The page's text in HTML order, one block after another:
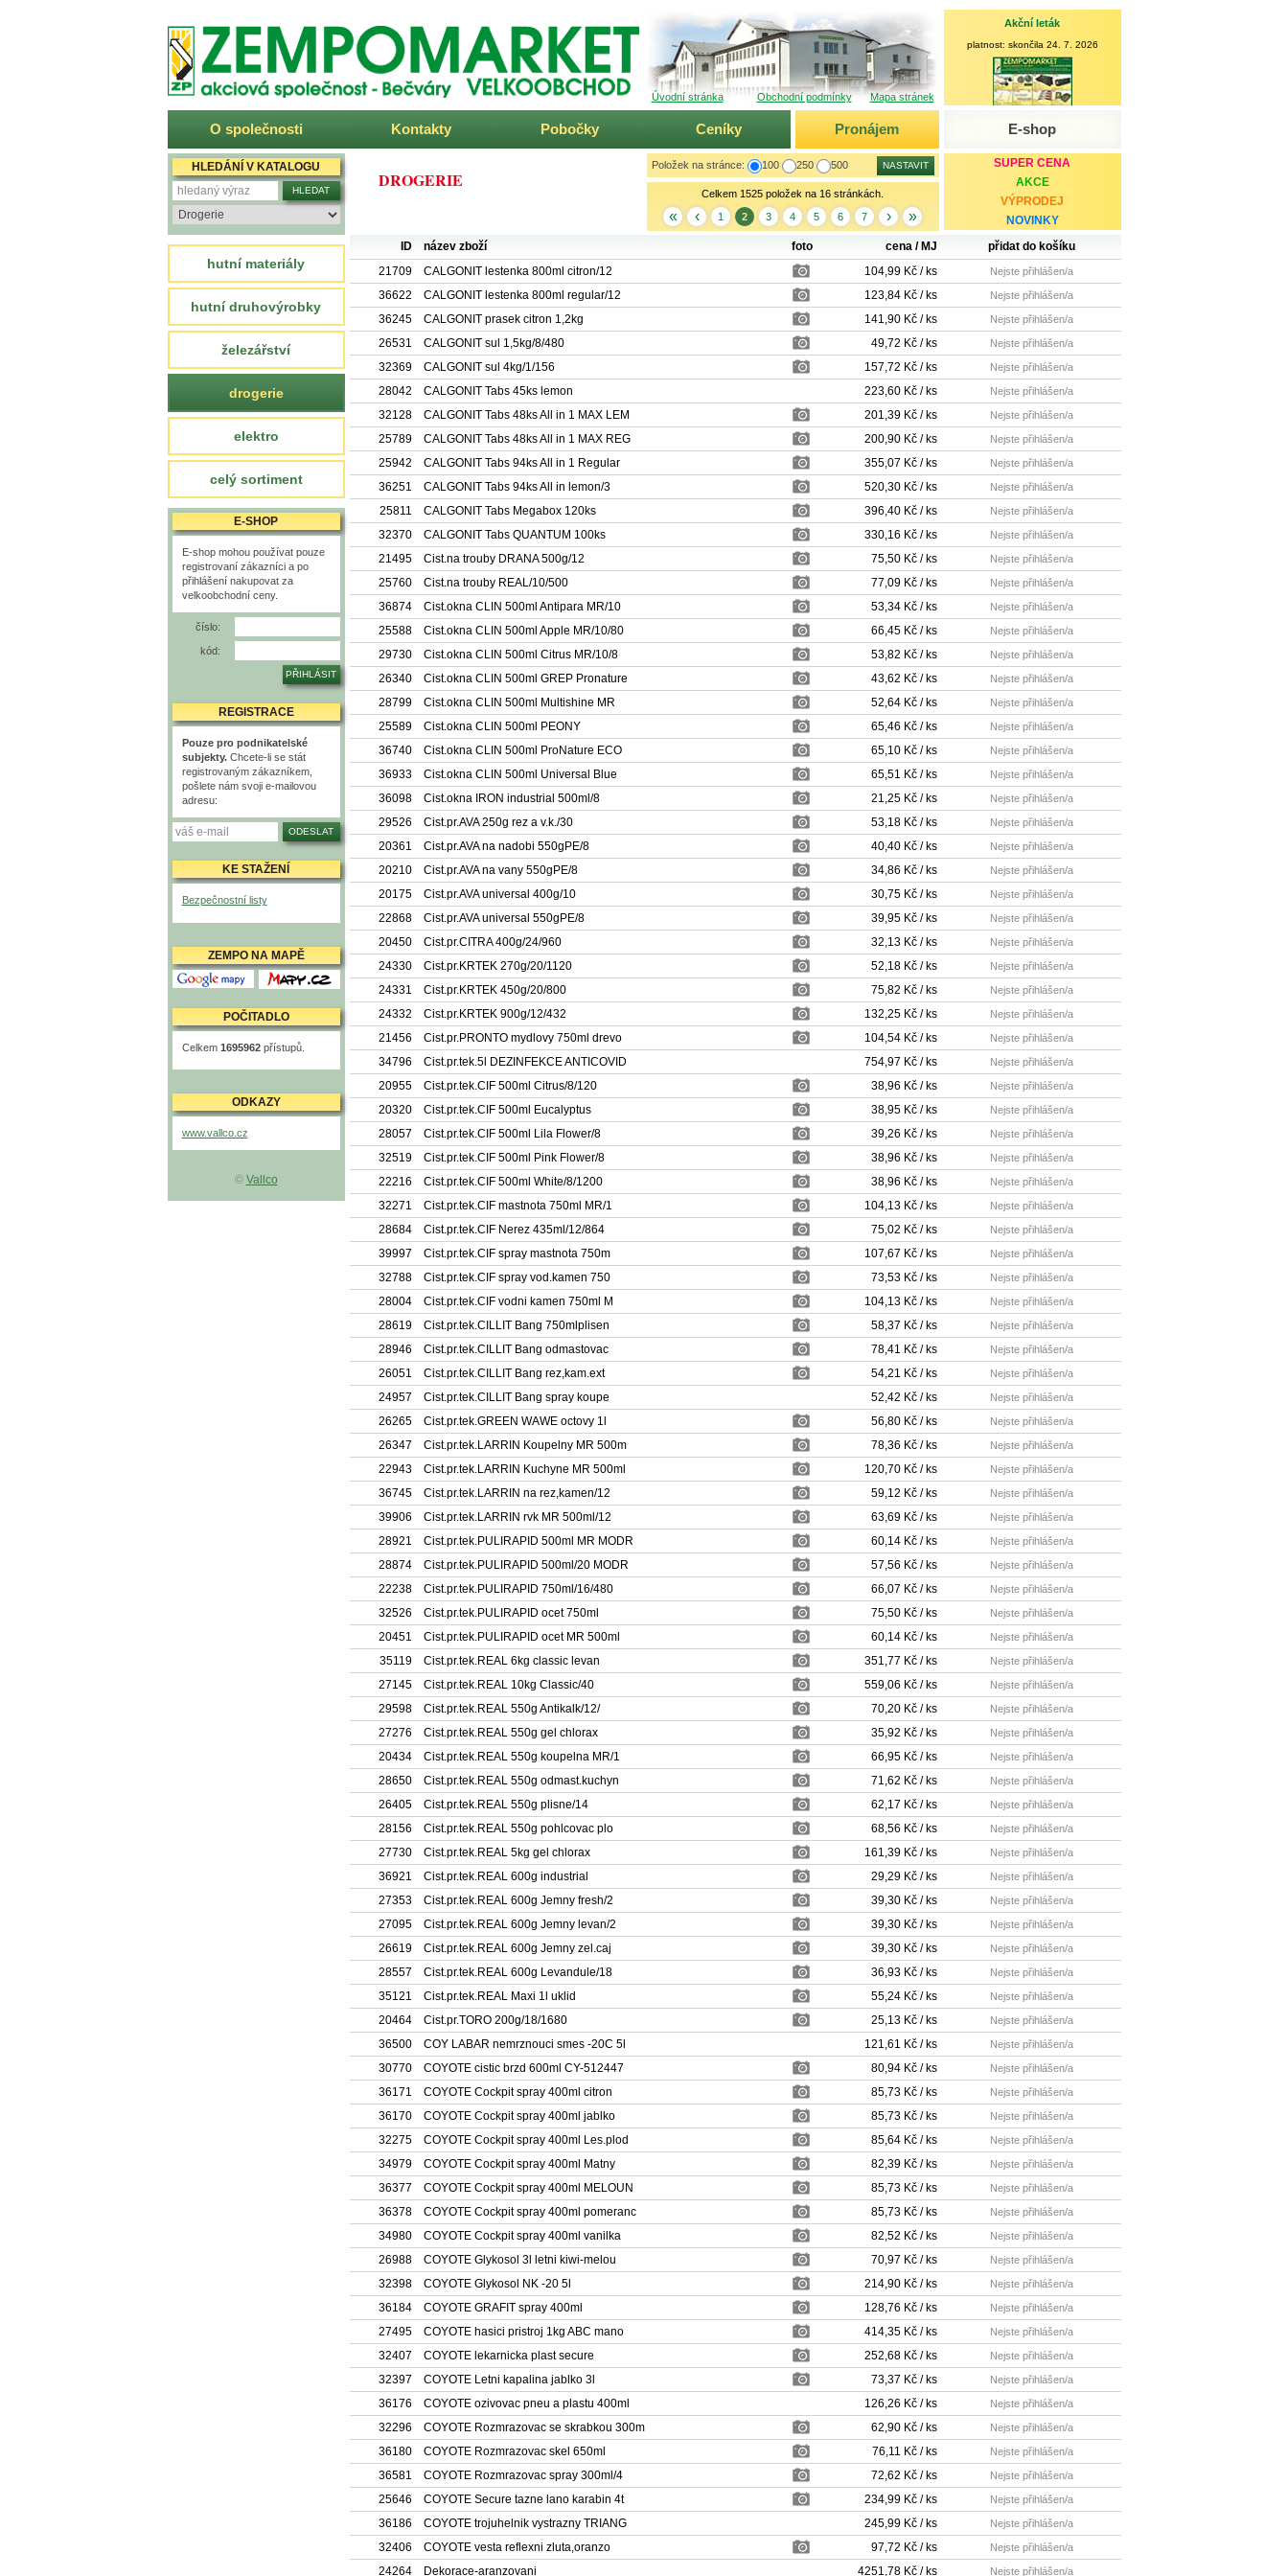
ZEMPOMARKET
Úvodní stránka Obchodní podmínky Mapa stránek
Akční leták
platnost: skončila 24. 7. 2026
O společnosti Kontakty Pobočky Ceníky Pronájem E-shop
DROGERIE
Položek na stránce: 100 250 500
Celkem 1525 položek na 16 stránkách.
« ‹ 1 2 3 4 5 6 7 › »
SUPER CENA
AKCE
VÝPRODEJ
NOVINKY
ID
název zboží foto cena / MJ
přidat do košíku
21709
CALGONIT lestenka 800ml citron/12 104,99 Kč / ks Nejste přihlášen/a
36622 CALGONIT lestenka 800ml regular/12 123,84 Kč / ks Nejste přihlášen/a
36245 CALGONIT prasek citron 1,2kg 141,90 Kč / ks Nejste přihlášen/a
26531 CALGONIT sul 1,5kg/8/480 49,72 Kč / ks Nejste přihlášen/a
32369 CALGONIT sul 4kg/1/156 157,72 Kč / ks Nejste přihlášen/a
28042 CALGONIT Tabs 45ks lemon 223,60 Kč / ks Nejste přihlášen/a
32128 CALGONIT Tabs 48ks All in 1 MAX LEM 201,39 Kč / ks Nejste přihlášen/a
25789 CALGONIT Tabs 48ks All in 1 MAX REG 200,90 Kč / ks Nejste přihlášen/a
25942 CALGONIT Tabs 94ks All in 1 Regular 355,07 Kč / ks Nejste přihlášen/a
36251 CALGONIT Tabs 94ks All in lemon/3 520,30 Kč / ks Nejste přihlášen/a
25811 CALGONIT Tabs Megabox 120ks 396,40 Kč / ks Nejste přihlášen/a
32370 CALGONIT Tabs QUANTUM 100ks 330,16 Kč / ks Nejste přihlášen/a
21495 Cist.na trouby DRANA 500g/12 75,50 Kč / ks Nejste přihlášen/a
25760 Cist.na trouby REAL/10/500 77,09 Kč / ks Nejste přihlášen/a
36874 Cist.okna CLIN 500ml Antipara MR/10 53,34 Kč / ks Nejste přihlášen/a
25588 Cist.okna CLIN 500ml Apple MR/10/80 66,45 Kč / ks Nejste přihlášen/a
29730 Cist.okna CLIN 500ml Citrus MR/10/8 53,82 Kč / ks Nejste přihlášen/a
26340 Cist.okna CLIN 500ml GREP Pronature 43,62 Kč / ks Nejste přihlášen/a
28799 Cist.okna CLIN 500ml Multishine MR 52,64 Kč / ks Nejste přihlášen/a
25589 Cist.okna CLIN 500ml PEONY 65,46 Kč / ks Nejste přihlášen/a
36740 Cist.okna CLIN 500ml ProNature ECO 65,10 Kč / ks Nejste přihlášen/a
36933 Cist.okna CLIN 500ml Universal Blue 65,51 Kč / ks Nejste přihlášen/a
36098 Cist.okna IRON industrial 500ml/8 21,25 Kč / ks Nejste přihlášen/a
29526 Cist.pr.AVA 250g rez a v.k./30 53,18 Kč / ks Nejste přihlášen/a
20361 Cist.pr.AVA na nadobi 550gPE/8 40,40 Kč / ks Nejste přihlášen/a
20210 Cist.pr.AVA na vany 550gPE/8 34,86 Kč / ks Nejste přihlášen/a
20175 Cist.pr.AVA universal 400g/10 30,75 Kč / ks Nejste přihlášen/a
22868 Cist.pr.AVA universal 550gPE/8 39,95 Kč / ks Nejste přihlášen/a
20450 Cist.pr.CITRA 400g/24/960 32,13 Kč / ks Nejste přihlášen/a
24330 Cist.pr.KRTEK 270g/20/1120 52,18 Kč / ks Nejste přihlášen/a
24331 Cist.pr.KRTEK 450g/20/800 75,82 Kč / ks Nejste přihlášen/a
24332 Cist.pr.KRTEK 900g/12/432 132,25 Kč / ks Nejste přihlášen/a
21456 Cist.pr.PRONTO mydlovy 750ml drevo 104,54 Kč / ks Nejste přihlášen/a
34796 Cist.pr.tek.5l DEZINFEKCE ANTICOVID 754,97 Kč / ks Nejste přihlášen/a
20955 Cist.pr.tek.CIF 500ml Citrus/8/120 38,96 Kč / ks Nejste přihlášen/a
20320 Cist.pr.tek.CIF 500ml Eucalyptus 38,95 Kč / ks Nejste přihlášen/a
28057 Cist.pr.tek.CIF 500ml Lila Flower/8 39,26 Kč / ks Nejste přihlášen/a
32519 Cist.pr.tek.CIF 500ml Pink Flower/8 38,96 Kč / ks Nejste přihlášen/a
22216 Cist.pr.tek.CIF 500ml White/8/1200 38,96 Kč / ks Nejste přihlášen/a
32271 Cist.pr.tek.CIF mastnota 750ml MR/1 104,13 Kč / ks Nejste přihlášen/a
28684 Cist.pr.tek.CIF Nerez 435ml/12/864 75,02 Kč / ks Nejste přihlášen/a
39997 Cist.pr.tek.CIF spray mastnota 750m 107,67 Kč / ks Nejste přihlášen/a
32788 Cist.pr.tek.CIF spray vod.kamen 750 73,53 Kč / ks Nejste přihlášen/a
28004 Cist.pr.tek.CIF vodni kamen 750ml M 104,13 Kč / ks Nejste přihlášen/a
28619 Cist.pr.tek.CILLIT Bang 750mlplisen 58,37 Kč / ks Nejste přihlášen/a
28946 Cist.pr.tek.CILLIT Bang odmastovac 78,41 Kč / ks Nejste přihlášen/a
26051 Cist.pr.tek.CILLIT Bang rez,kam.ext 54,21 Kč / ks Nejste přihlášen/a
24957 Cist.pr.tek.CILLIT Bang spray koupe 52,42 Kč / ks Nejste přihlášen/a
26265 Cist.pr.tek.GREEN WAWE octovy 1l 56,80 Kč / ks Nejste přihlášen/a
26347 Cist.pr.tek.LARRIN Koupelny MR 500m 78,36 Kč / ks Nejste přihlášen/a
22943 Cist.pr.tek.LARRIN Kuchyne MR 500ml 120,70 Kč / ks Nejste přihlášen/a
36745 Cist.pr.tek.LARRIN na rez,kamen/12 59,12 Kč / ks Nejste přihlášen/a
39906 Cist.pr.tek.LARRIN rvk MR 500ml/12 63,69 Kč / ks Nejste přihlášen/a
28921 Cist.pr.tek.PULIRAPID 500ml MR MODR 60,14 Kč / ks Nejste přihlášen/a
28874 Cist.pr.tek.PULIRAPID 500ml/20 MODR 57,56 Kč / ks Nejste přihlášen/a
22238 Cist.pr.tek.PULIRAPID 750ml/16/480 66,07 Kč / ks Nejste přihlášen/a
32526 Cist.pr.tek.PULIRAPID ocet 750ml 75,50 Kč / ks Nejste přihlášen/a
20451 Cist.pr.tek.PULIRAPID ocet MR 500ml 60,14 Kč / ks Nejste přihlášen/a
35119 Cist.pr.tek.REAL 6kg classic levan 351,77 Kč / ks Nejste přihlášen/a
27145 Cist.pr.tek.REAL 10kg Classic/40 559,06 Kč / ks Nejste přihlášen/a
29598 Cist.pr.tek.REAL 550g Antikalk/12/ 70,20 Kč / ks Nejste přihlášen/a
27276 Cist.pr.tek.REAL 550g gel chlorax 35,92 Kč / ks Nejste přihlášen/a
20434 Cist.pr.tek.REAL 550g koupelna MR/1 66,95 Kč / ks Nejste přihlášen/a
28650 Cist.pr.tek.REAL 550g odmast.kuchyn 71,62 Kč / ks Nejste přihlášen/a
26405 Cist.pr.tek.REAL 550g plisne/14 62,17 Kč / ks Nejste přihlášen/a
28156 Cist.pr.tek.REAL 550g pohlcovac plo 68,56 Kč / ks Nejste přihlášen/a
27730 Cist.pr.tek.REAL 5kg gel chlorax 161,39 Kč / ks Nejste přihlášen/a
36921 Cist.pr.tek.REAL 600g industrial 29,29 Kč / ks Nejste přihlášen/a
27353 Cist.pr.tek.REAL 600g Jemny fresh/2 39,30 Kč / ks Nejste přihlášen/a
27095 Cist.pr.tek.REAL 600g Jemny levan/2 39,30 Kč / ks Nejste přihlášen/a
26619 Cist.pr.tek.REAL 600g Jemny zel.caj 39,30 Kč / ks Nejste přihlášen/a
28557 Cist.pr.tek.REAL 600g Levandule/18 36,93 Kč / ks Nejste přihlášen/a
35121 Cist.pr.tek.REAL Maxi 1l uklid 55,24 Kč / ks Nejste přihlášen/a
20464 Cist.pr.TORO 200g/18/1680 25,13 Kč / ks Nejste přihlášen/a
36500 COY LABAR nemrznouci smes -20C 5l 121,61 Kč / ks Nejste přihlášen/a
30770 COYOTE cistic brzd 600ml CY-512447 80,94 Kč / ks Nejste přihlášen/a
36171 COYOTE Cockpit spray 400ml citron 85,73 Kč / ks Nejste přihlášen/a
36170 COYOTE Cockpit spray 400ml jablko 85,73 Kč / ks Nejste přihlášen/a
32275 COYOTE Cockpit spray 400ml Les.plod 85,64 Kč / ks Nejste přihlášen/a
34979 COYOTE Cockpit spray 400ml Matny 82,39 Kč / ks Nejste přihlášen/a
36377 COYOTE Cockpit spray 400ml MELOUN 85,73 Kč / ks Nejste přihlášen/a
36378 COYOTE Cockpit spray 400ml pomeranc 85,73 Kč / ks Nejste přihlášen/a
34980 COYOTE Cockpit spray 400ml vanilka 82,52 Kč / ks Nejste přihlášen/a
26988 COYOTE Glykosol 3l letni kiwi-melou 70,97 Kč / ks Nejste přihlášen/a
32398 COYOTE Glykosol NK -20 5l 214,90 Kč / ks Nejste přihlášen/a
36184 COYOTE GRAFIT spray 400ml 128,76 Kč / ks Nejste přihlášen/a
27495 COYOTE hasici pristroj 1kg ABC mano 414,35 Kč / ks Nejste přihlášen/a
32407 COYOTE lekarnicka plast secure 252,68 Kč / ks Nejste přihlášen/a
32397 COYOTE Letni kapalina jablko 3l 73,37 Kč / ks Nejste přihlášen/a
36176 COYOTE ozivovac pneu a plastu 400ml 126,26 Kč / ks Nejste přihlášen/a
32296 COYOTE Rozmrazovac se skrabkou 300m 62,90 Kč / ks Nejste přihlášen/a
36180 COYOTE Rozmrazovac skel 650ml 76,11 Kč / ks Nejste přihlášen/a
36581 COYOTE Rozmrazovac spray 300ml/4 72,62 Kč / ks Nejste přihlášen/a
25646 COYOTE Secure tazne lano karabin 4t 234,99 Kč / ks Nejste přihlášen/a
36186 COYOTE trojuhelnik vystrazny TRIANG 245,99 Kč / ks Nejste přihlášen/a
32406 COYOTE vesta reflexni zluta,oranzo 97,72 Kč / ks Nejste přihlášen/a
24264 Dekorace-aranzovani 4251,78 Kč / ks Nejste přihlášen/a
HLEDÁNÍ V KATALOGU
hutní materiály
hutní druhovýrobky
železářství
drogerie
elektro
celý sortiment
E-SHOP
E-shop mohou používat pouze
registrovaní zákazníci a po
přihlášení nakupovat za
velkoobchodní ceny.
číslo:
kód:
REGISTRACE
Pouze pro podnikatelské
subjekty.Chcete-li se stát
registrovaným zákazníkem,
pošlete nám svoji e-mailovou
adresu:
KE STAŽENÍ
Bezpečnostní listy
ZEMPO NA MAPĚ
Mapy Google Mapy.cz
POČITADLO
Celkem 1695962přístupů.
ODKAZY
www.vallco.cz
© Vallco